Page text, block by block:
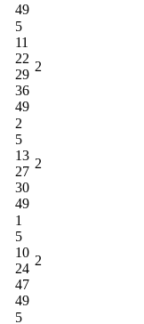
49
5
11
22
29
36
49
2
2
5
13
27
30
49
2
1
5
10
24
47
49
2
5